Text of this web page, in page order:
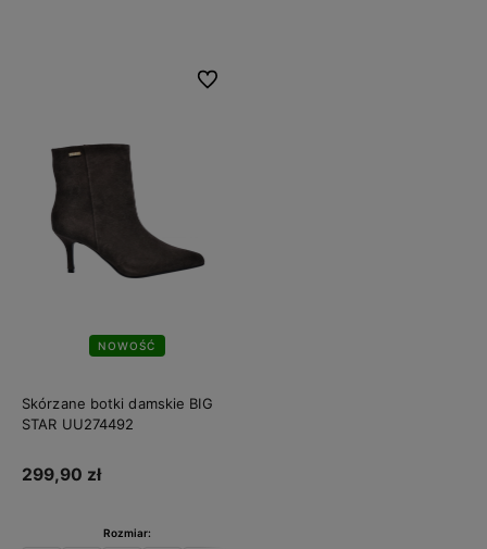
NOWOŚĆ
Skórzane botki damskie BIG
STAR UU274492
299,90 zł
Rozmiar:
Do ulubionych